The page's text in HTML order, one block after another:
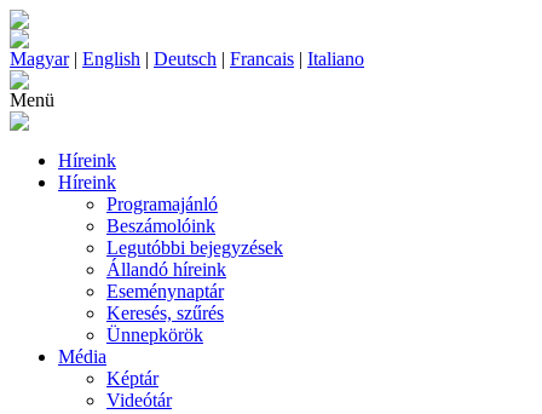
Magyar| English | Deutsch | Francais | Italiano
Menü
Híreink
Híreink
Programajánló
Beszámolóink
Legutóbbi bejegyzések
Állandó híreink
Eseménynaptár
Keresés, szűrés
Ünnepkörök
Média
Képtár
Videótár